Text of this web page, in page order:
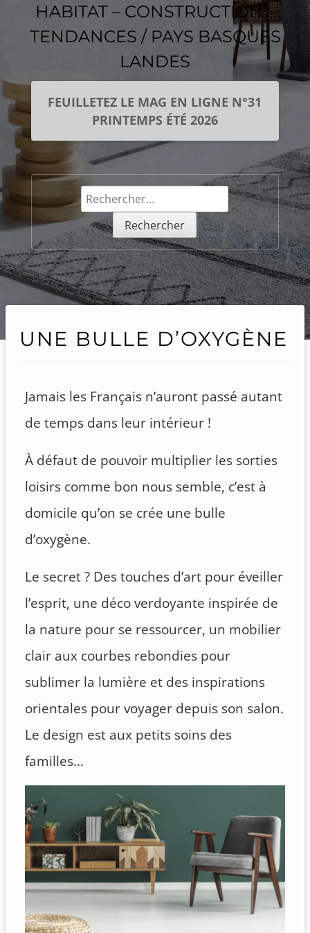
HABITAT – CONSTRUCTION –
TENDANCES / PAYS BASQUES
LANDES
FEUILLETEZ LE MAG EN LIGNE N°31
PRINTEMPS ÉTÉ 2026
Rechercher :
UNE BULLE D’OXYGÈNE
Jamais les Français n’auront passé autant
de temps dans leur intérieur !
À défaut de pouvoir multiplier les sorties
loisirs comme bon nous semble, c’est à
domicile qu’on se crée une bulle
d’oxygène.
Le secret ? Des touches d’art pour éveiller
l’esprit, une déco verdoyante inspirée de
la nature pour se ressourcer, un mobilier
clair aux courbes rebondies pour
sublimer la lumière et des inspirations
orientales pour voyager depuis son salon.
Le design est aux petits soins des
familles…